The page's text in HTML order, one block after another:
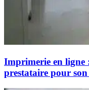
Imprimerie en ligne
prestataire pour